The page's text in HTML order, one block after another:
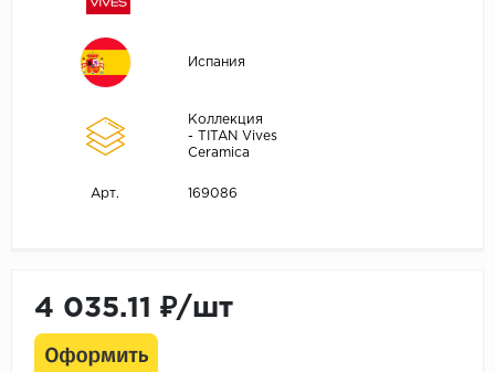
Испания
Коллекция
- TITAN Vives
Ceramica
Арт. 169086
4 035.11 ₽/шт